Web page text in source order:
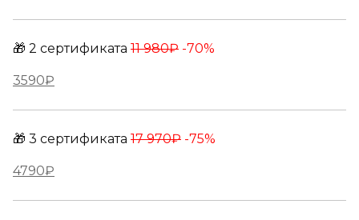
🎁 2 сертификата 11 980₽ -70%
3590₽
🎁 3 сертификата 17 970₽ -75%
4790₽